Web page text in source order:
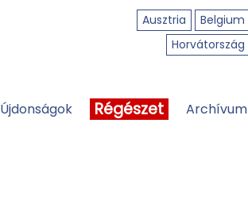
Ausztria Belgium
Horvátország
Újdonságok Régészet Archívum